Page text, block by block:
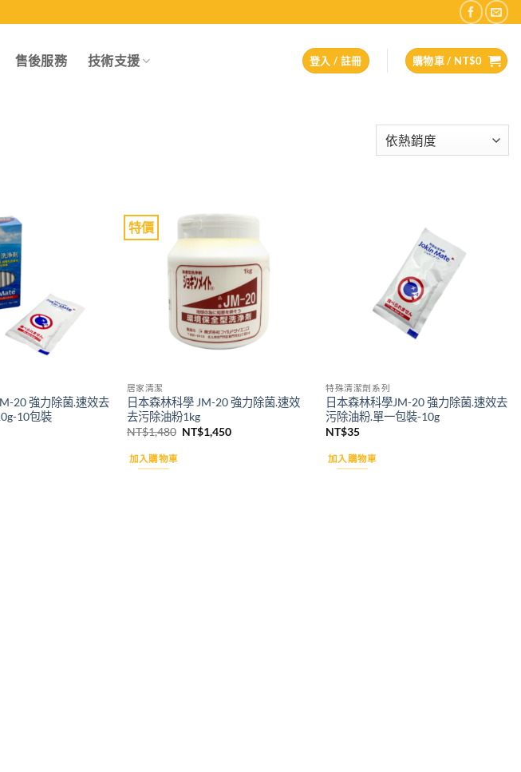
售後服務 技術支援 登入 / 註冊 購物車 / NT$0
20 強力除菌.速效去
10包裝
特價
居家清潔
日本森林科學 JM-20 強力除菌.速效
去污除油粉1kg
NT$1,480 原
NT$1,450目
加入購物車
特殊清潔劑系列
日本森林科學JM-20 強力除菌.速效去
污除油粉.單一包裝-10g
NT$35
加入購物車